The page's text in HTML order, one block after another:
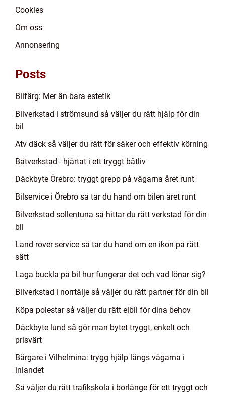
Cookies
Om oss
Annonsering
Posts
Bilfärg: Mer än bara estetik
Bilverkstad i strömsund så väljer du rätt hjälp för din
bil
Atv däck så väljer du rätt för säker och effektiv körning
Båtverkstad - hjärtat i ett tryggt båtliv
Däckbyte Örebro: tryggt grepp på vägarna året runt
Bilservice i Örebro så tar du hand om bilen året runt
Bilverkstad sollentuna så hittar du rätt verkstad för din
bil
Land rover service så tar du hand om en ikon på rätt
sätt
Laga buckla på bil hur fungerar det och vad lönar sig?
Bilverkstad i norrtälje så väljer du rätt partner för din bil
Köpa polestar så väljer du rätt elbil för dina behov
Däckbyte lund så gör man bytet tryggt, enkelt och
prisvärt
Bärgare i Vilhelmina: trygg hjälp längs vägarna i
inlandet
Så väljer du rätt trafikskola i borlänge för ett tryggt och